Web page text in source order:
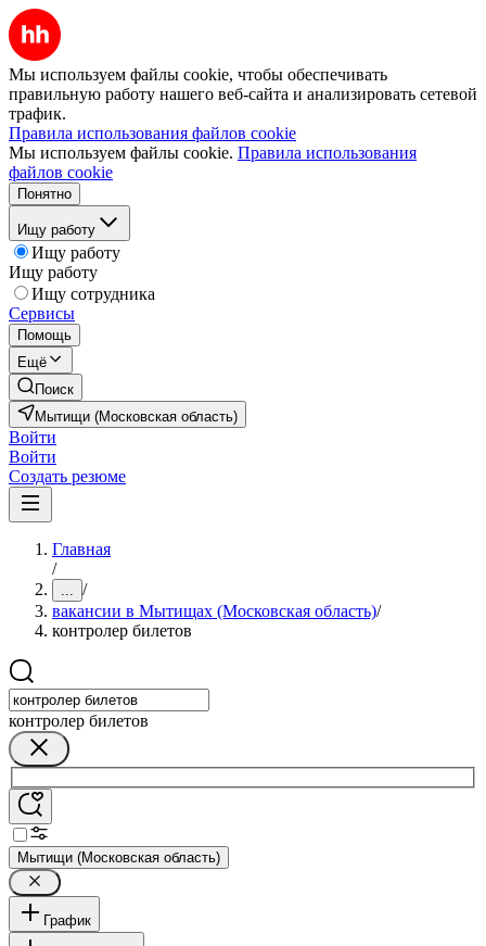
Мы используем файлы cookie, чтобы обеспечивать
правильную работу нашего веб-сайта и анализировать сетевой
трафик.
Правила использования файлов cookie
Мы используем файлы cookie. Правила использования
файлов cookie
Понятно
Ищу работу
Ищу работу
Ищу работу
Ищу сотрудника
Сервисы
Помощь
Ещё
Поиск
Мытищи (Московская область)
Войти
Войти
Создать резюме
Главная
/
... /
вакансии в Мытищах (Московская область)/
контролер билетов
контролер билетов
Мытищи (Московская область)
График